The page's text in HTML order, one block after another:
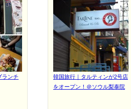
ランチ
韓国旅行｜タルティンが2号店
をオープン！＠ソウル梨泰院